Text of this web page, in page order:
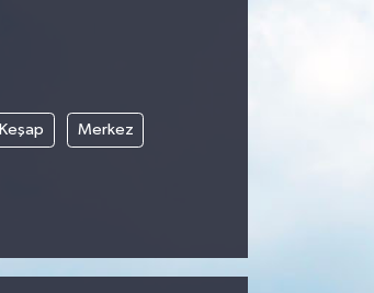
Keşap Merkez